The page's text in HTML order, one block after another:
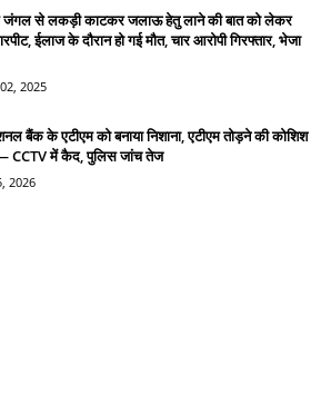
जंगल से लकड़ी काटकर जलाऊ हेतु लाने की बात को लेकर
ईलाज के दौरान हो गई मौत, चार आरोपी गिरफ्तार, भेजा
2025
बैंक के एटीएम को बनाया निशाना, एटीएम तोड़ने की कोशिश
CCTV में कैद, पुलिस जांच तेज
2026